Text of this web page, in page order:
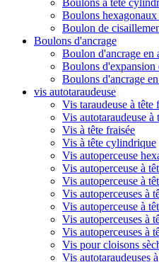
Boulons à tête
Boulons hexagonaux
Boulon de
Boulons d'ancrage
Boulon d'ancrage en
Boulons
Boulons d'ancrage
vis autotaraudeuse
Vis taraudeuse à tête
Vis autotaraudeuse
Vis à tête fraisée
Vis à tête cylindrique
Vis autoperceuse
Vis autoperceuse à
Vis autoperceuse à
Vis autoperceuses à
Vis autoperceuse à
Vis autoperceuses à
Vis autoperceuses à
Vis pour cloisons
Vis autotaraudeuses